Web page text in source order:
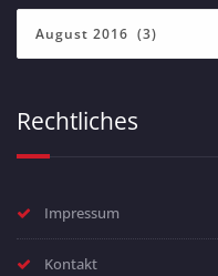
Rechtliches
Impressum
Kontakt